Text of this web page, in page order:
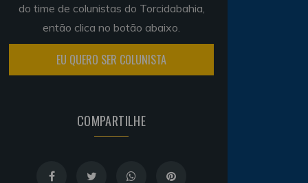
do time de colunistas do Torcidabahia,
então clica no botão abaixo.
EU QUERO SER COLUNISTA
COMPARTILHE